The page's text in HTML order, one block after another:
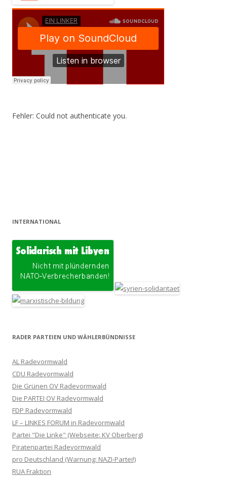
Fehler: Could not authenticate you.
INTERNATIONAL
RADER PARTEIEN UND WÄHLERBÜNDNISSE
AL Radevormwald
CDU Radevormwald
Die Grünen OV Radevormwald
Die PARTEI OV Radevormwald
FDP Radevormwald
LF – LINKES FORUM in Radevormwald
Partei "Die Linke" (Webseite: KV Oberberg)
Piratenpartei Radevormwald
pro Deutschland (Warnung: NAZI-Partei!)
RUA Fraktion